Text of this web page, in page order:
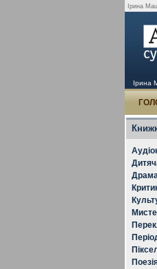
Ірина
Ірина